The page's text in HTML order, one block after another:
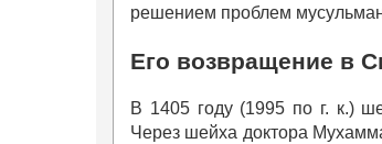
решением проблем
Его возвращение в
В 1405 году (1995 по г. к.)
Через шейха доктора